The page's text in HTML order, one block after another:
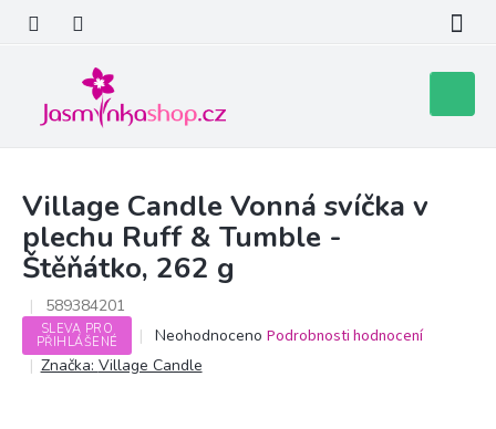
obsah
košík
Village Candle Vonná svíčka v
plechu Ruff & Tumble -
Štěňátko, 262 g
589384201
SLEVA PRO
PŘIHLÁŠENÉ
Průměrné
hodnocení
produktu
Neohodnoceno Podrobnosti hodnocení
Značka: Village Candle